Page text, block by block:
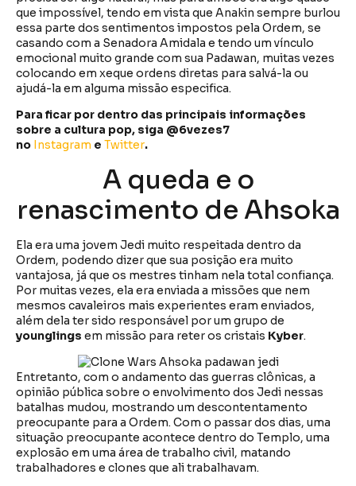
que impossível, tendo em vista que Anakin sempre burlou
essa parte dos sentimentos impostos pela Ordem, se
casando com a Senadora Amidala e tendo um vínculo
emocional muito grande com sua Padawan, muitas vezes
colocando em xeque ordens diretas para salvá-la ou
ajudá-la em alguma missão especifica.
Para ficar por dentro das principais informações
sobre a cultura pop, siga @6vezes7
no Instagram e Twitter.
A queda e o
renascimento de Ahsoka
Ela era uma jovem Jedi muito respeitada dentro da
Ordem, podendo dizer que sua posição era muito
vantajosa, já que os mestres tinham nela total confiança.
Por muitas vezes, ela era enviada a missões que nem
mesmos cavaleiros mais experientes eram enviados,
além dela ter sido responsável por um grupo de
younglings em missão para reter os cristais Kyber.
Entretanto, com o andamento das guerras clônicas, a
opinião pública sobre o envolvimento dos Jedi nessas
batalhas mudou, mostrando um descontentamento
preocupante para a Ordem. Com o passar dos dias, uma
situação preocupante acontece dentro do Templo, uma
explosão em uma área de trabalho civil, matando
trabalhadores e clones que ali trabalhavam.